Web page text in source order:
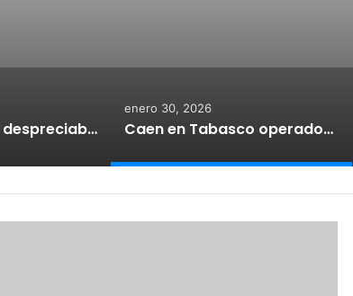
Indignación por despreciable conducta de 2 adultos abusadores sexual de niño en Sabanilla, Chiapas
enero 30, 2026
Caen en Tabasco operadores de Refinería clandestina de Coatzacoalcos